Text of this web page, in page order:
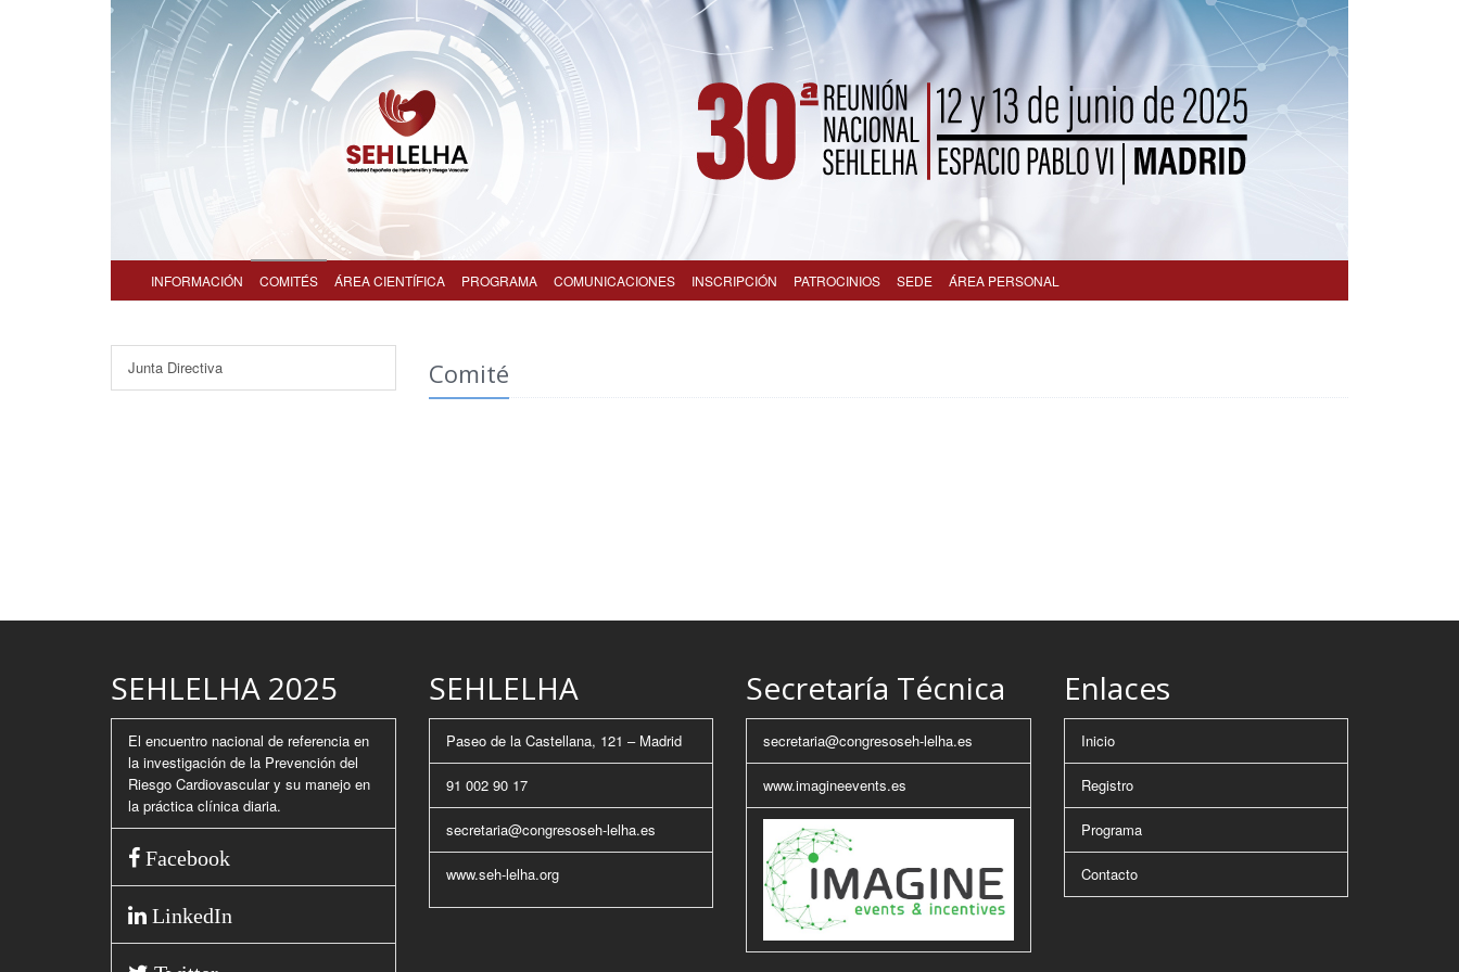
INFORMACIÓN COMITÉS ÁREA CIENTÍFICA PROGRAMA COMUNICACIONES INSCRIPCIÓN PATROCINIOS SEDE ÁREA PERSONAL
Junta Directiva Comité
SEHLELHA 2025
El encuentro nacional de referencia en
la investigación de la Prevención del
Riesgo Cardiovascular y su manejo en
la práctica clínica diaria.
Facebook
LinkedIn
SEHLELHA
Paseo de la Castellana, 121 – Madrid
91 002 90 17
secretaria@congresoseh-lelha.es
www.seh-lelha.org
Secretaría Técnica
secretaria@congresoseh-lelha.es
www.imagineevents.es
Enlaces
Inicio
Registro
Programa
Contacto